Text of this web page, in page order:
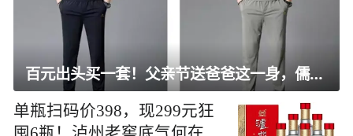
百元出头买一套！父亲节送爸爸这一身，儒雅有型还凉爽
单瓶扫码价398，现299元狂